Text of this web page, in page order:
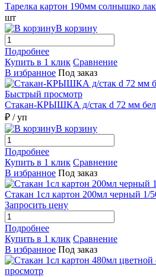
Тарелка картон 190мм солнышко
шт
В корзину
Подробнее
Купить в 1 клик Сравнение
В избранное Под заказ
Быстрый просмотр
Стакан-КРЫШКА д/стак d 72 мм
₽ / уп
В корзину
Подробнее
Купить в 1 клик Сравнение
В избранное Под заказ
Стакан 1сл картон 200мл черный 1/
Запросить цену
Подробнее
Купить в 1 клик Сравнение
В избранное Под заказ
просмотр